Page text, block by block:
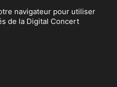
navigateur pour utiliser
de la Digital Concert